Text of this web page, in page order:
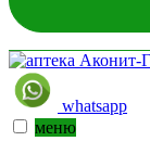
whatsapp
меню